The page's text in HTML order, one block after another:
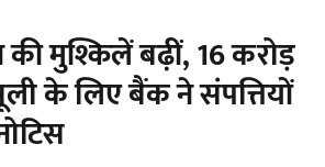
की मुश्किलें बढ़ीं, 16 करोड़
के लिए बैंक ने संपत्तियों